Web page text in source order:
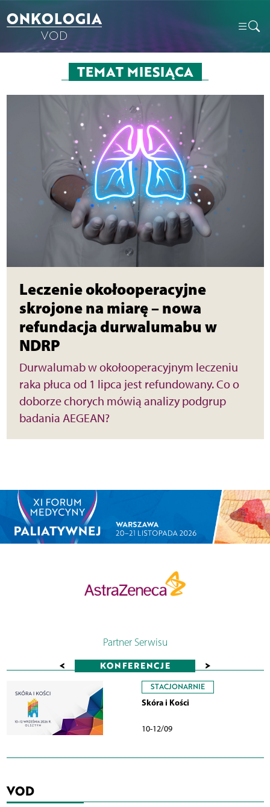
ONKOLOGIA
VOD
TEMAT MIESIĄCA
Leczenie okołooperacyjne
skrojone na miarę – nowa
refundacja durwalumabu w
NDRP
Durwalumab w okołooperacyjnym leczeniu
raka płuca od 1 lipca jest refundowany. Co o
doborze chorych mówią analizy podgrup
badania AEGEAN?
Partner Serwisu
< KONFERENCJE >
STACJONARNIE
Skóra i Kości
10-12/09
VOD